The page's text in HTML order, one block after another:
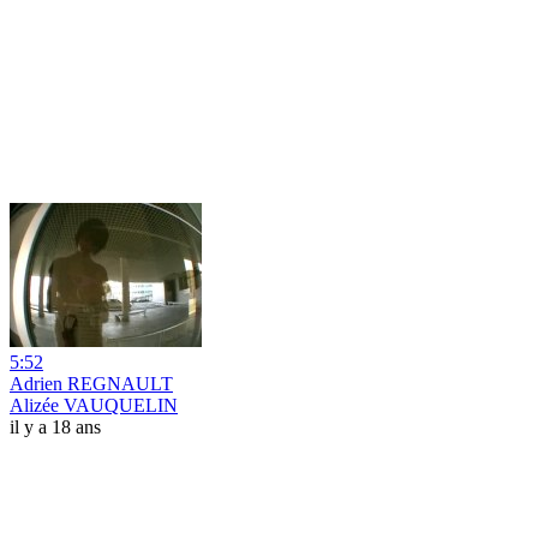
5:52
Adrien REGNAULT
Alizée VAUQUELIN
il y a 18 ans